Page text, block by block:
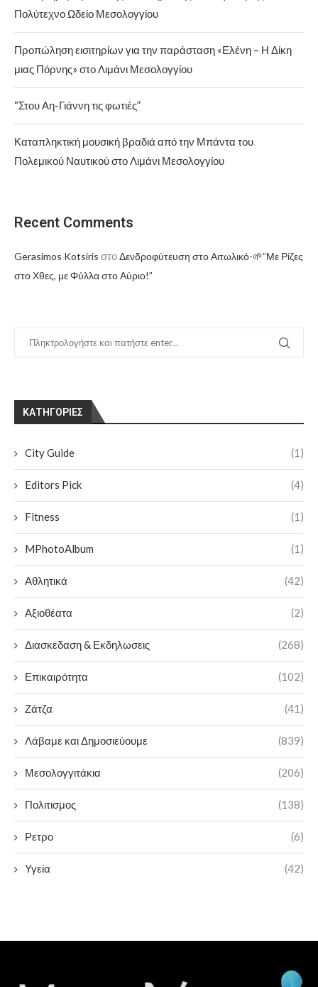
Πολύτεχνο Ωδείο Μεσολογγίου
Προπώληση εισιτηρίων για την παράσταση «Ελένη – Η Δίκη
μιας Πόρνης» στο Λιμάνι Μεσολογγίου
“Στου Αη-Γιάννη τις φωτιές”
Καταπληκτική μουσική βραδιά από την Μπάντα του
Πολεμικού Ναυτικού στο Λιμάνι Μεσολογγίου
Recent Comments
Gerasimos Kotsiris στοΔενδροφύτευση στο Αιτωλικό-🌱”Με Ρίζες
στο Χθες, με Φύλλα στο Αύριο!”
KΑΤΗΓΟΡΊΕΣ
City Guide (1)
Editors Pick (4)
Fitness (1)
MPhotoAlbum (1)
Αθλητικά (42)
Αξιοθέατα (2)
Διασκεδαση & Εκδηλωσεις (268)
Επικαιρότητα (102)
Ζάτζα (41)
Λάβαμε και Δημοσιεύουμε (839)
Μεσολογγιτάκια (206)
Πολιτισμος (138)
Ρετρο (6)
Υγεία (42)